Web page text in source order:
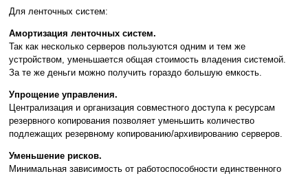
Для ленточных систем:
Амортизация ленточных систем.
Так как несколько серверов пользуются одним и тем же
устройством, уменьшается общая стоимость владения системой.
За те же деньги можно получить гораздо большую емкость.
Упрощение управления.
Централизация и организация совместного доступа к ресурсам
резервного копирования позволяет уменьшить количество
подлежащих резервному копированию/архивированию серверов.
Уменьшение рисков.
Минимальная зависимость от работоспособности единственного